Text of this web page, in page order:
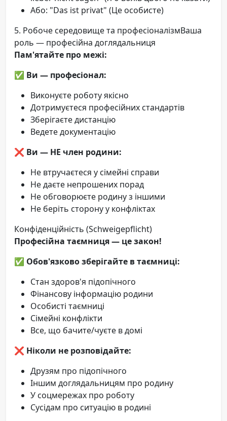
Або: "Das ist privat" (Це особисте)
5. Робоче середовище та професіоналізмВаша
роль — професійна доглядальниця
Пам'ятайте про межі:
✅ Ви — професіонал:
Виконуєте роботу якісно
Дотримуєтеся професійних стандартів
Зберігаєте дистанцію
Ведете документацію
❌ Ви — НЕ член родини:
Не втручаєтеся у сімейні справи
Не даєте непрошених порад
Не обговорюєте родину з іншими
Не беріть сторону у конфліктах
Конфіденційність (Schweigepflicht)
Професійна таємниця — це закон!
✅ Обов'язково зберігайте в таємниці:
Стан здоров'я підопічного
Фінансову інформацію родини
Особисті таємниці
Сімейні конфлікти
Все, що бачите/чуєте в домі
❌ Ніколи не розповідайте:
Друзям про підопічного
Іншим доглядальницям про родину
У соцмережах про роботу
Сусідам про ситуацію в родині